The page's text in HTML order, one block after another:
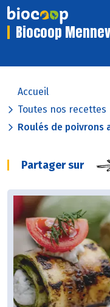
Biocoop
Accueil
Toutes nos recettes
Roulés de poivrons
Partager sur